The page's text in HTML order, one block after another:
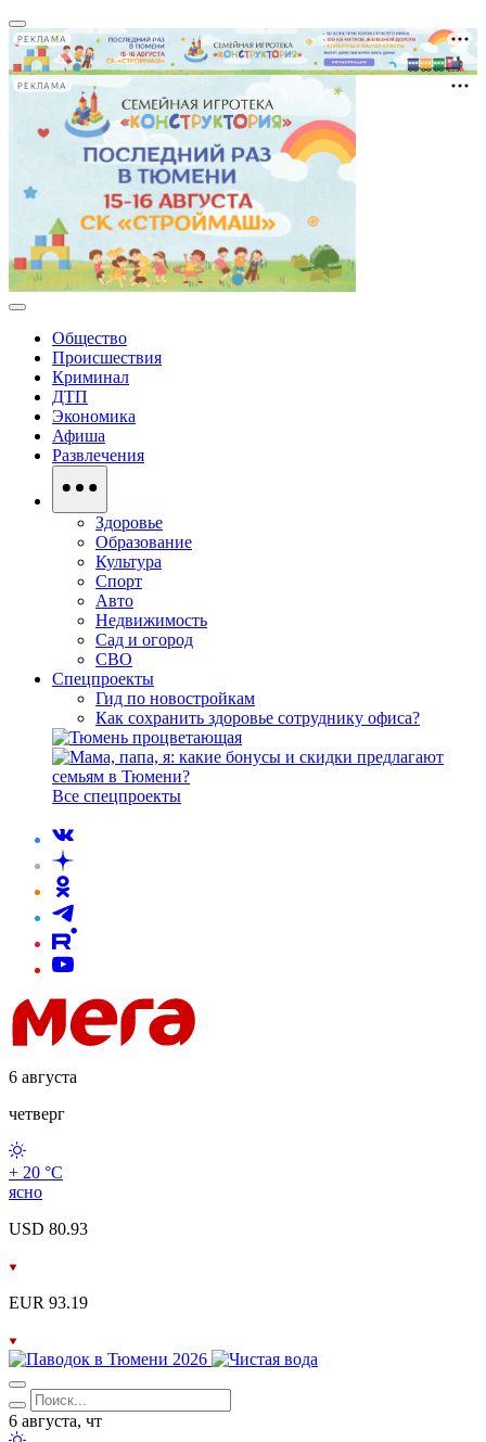
РЕКЛАМА
РЕКЛАМА
Общество
Происшествия
Криминал
ДТП
Экономика
Афиша
Развлечения
Здоровье
Образование
Культура
Спорт
Авто
Недвижимость
Сад и огород
СВО
Спецпроекты
Гид по новостройкам
Как сохранить здоровье сотруднику офиса?
Все спецпроекты
6 августа
четверг
+ 20 °С
ясно
USD 80.93
EUR 93.19
6 августа, чт